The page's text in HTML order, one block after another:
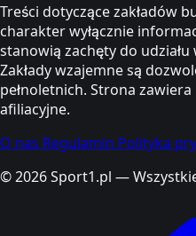
Treści dotyczące zakładów
charakter wyłącznie
stanowią zachęty do
Zakłady wzajemne są
pełnoletnich. Strona
afiliacyjne.
O nas Regulamin Polityka
© 2026 Sport1.pl —